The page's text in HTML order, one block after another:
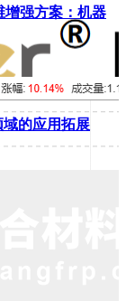
增强方案：机器
的应用拓展